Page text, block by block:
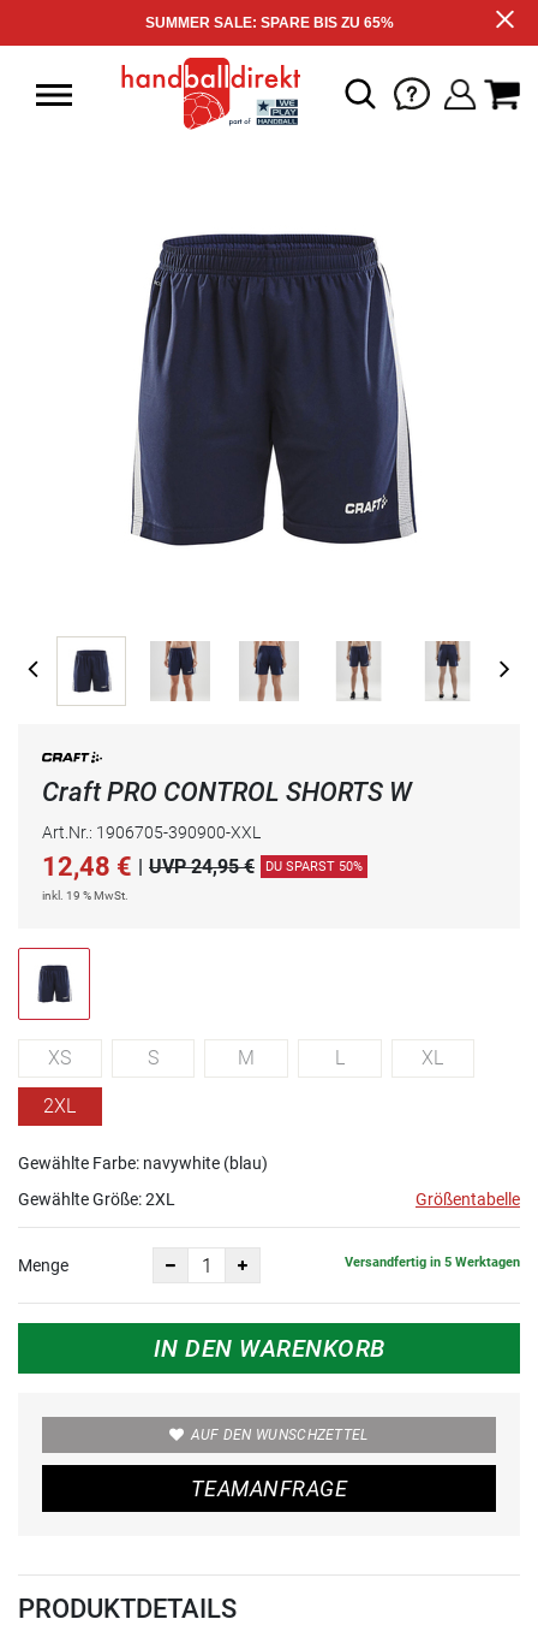
SUMMER SALE: SPARE BIS ZU 65%
Craft PRO CONTROL SHORTS W
Art.Nr.: 1906705-390900-XXL
12,48 € | UVP 24,95 € DU SPARST 50%
inkl. 19 % MwSt.
XS S M L XL
2XL
Gewählte Farbe: navywhite (blau)
Gewählte Größe:2XL Größentabelle
Menge Versandfertig in 5 Werktagen
IN DEN WARENKORB
AUF DEN WUNSCHZETTEL
TEAMANFRAGE
PRODUKTDETAILS